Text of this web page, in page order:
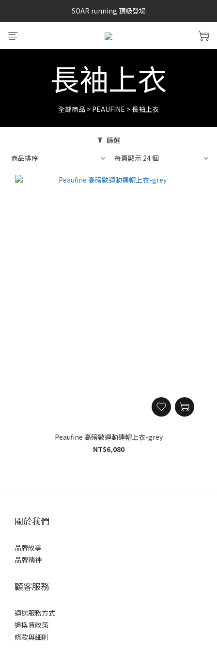
SAYSKY 26'春夏兩件85折
SOAR running 頂級登場
加入LINE好友 再領100購物金 點我加入
長袖上衣
全部商品 > PEAUFINE >長袖上衣
篩選
商品排序
每頁顯示 24 個
Peaufine 高磅數運動連帽上衣-grey
NT$6,080
關於我們
品牌故事
品牌精神
顧客服務
運送服務方式
退換貨政策
條款與細則